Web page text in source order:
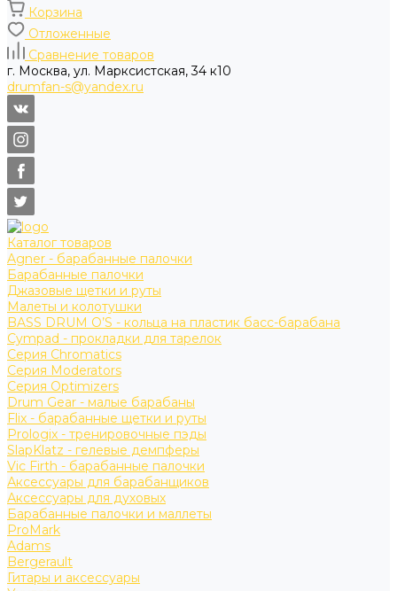
Корзина
Отложенные
Сравнение товаров
г. Москва, ул. Марксистская, 34 к10
drumfan-s@yandex.ru
Каталог товаров
Agner - барабанные палочки
Барабанные палочки
Джазовые щетки и руты
Малеты и колотушки
BASS DRUM O’S - кольца на пластик басс-барабана
Cympad - прокладки для тарелок
Серия Chromatics
Серия Moderators
Серия Optimizers
Drum Gear - малые барабаны
Flix - барабанные щетки и руты
Prologix - тренировочные пэды
SlapKlatz - гелевые демпферы
Vic Firth - барабанные палочки
Аксессуары для барабанщиков
Аксессуары для духовых
Барабанные палочки и маллеты
ProMark
Adams
Bergerault
Гитары и аксессуары